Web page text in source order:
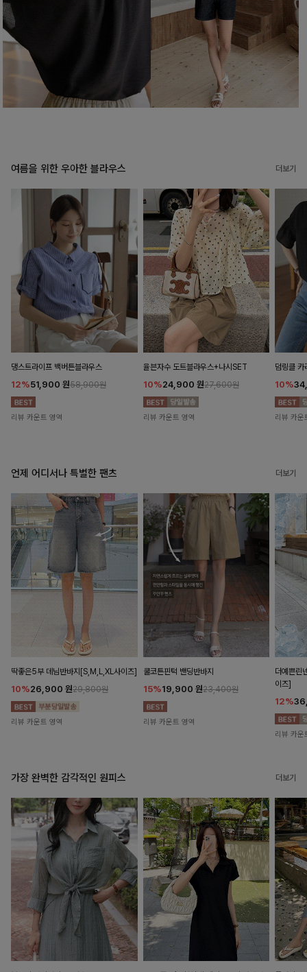
여름을 위한 우아한 블라우스 더보기
댕스트라이프 백버튼블라우스
12%51,900 원58,900원
리뷰 카운트 영역
율븐자수 도트블라우스+나시SET
10%24,900 원27,600원
리뷰 카운트 영역
덤링클 카
10%
리뷰 카운
언제 어디서나 특별한 팬츠 더보기
딱좋은5부 데님반바지[S,M,L,XL사이즈]
10%26,900 원29,800원
리뷰 카운트 영역
쿨코튼핀턱 밴딩반바지
15%19,900 원23,400원
리뷰 카운트 영역
더예쁜린
이즈]
12%
리뷰 카운
가장 완벽한 감각적인 원피스 더보기